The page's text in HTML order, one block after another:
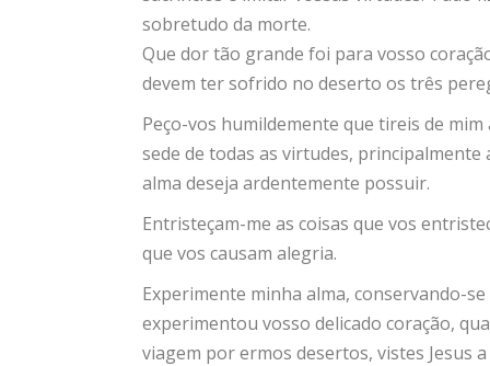
sobretudo da morte.
Que dor tão grande foi para vosso
devem ter sofrido no deserto os três
Peço-vos humildemente que tireis de
sede de todas as virtudes, principalmente
alma deseja ardentemente possuir.
Entristeçam-me as coisas que vos
que vos causam alegria.
Experimente minha alma, conservando-
experimentou vosso delicado coração,
viagem por ermos desertos, vistes Jesus